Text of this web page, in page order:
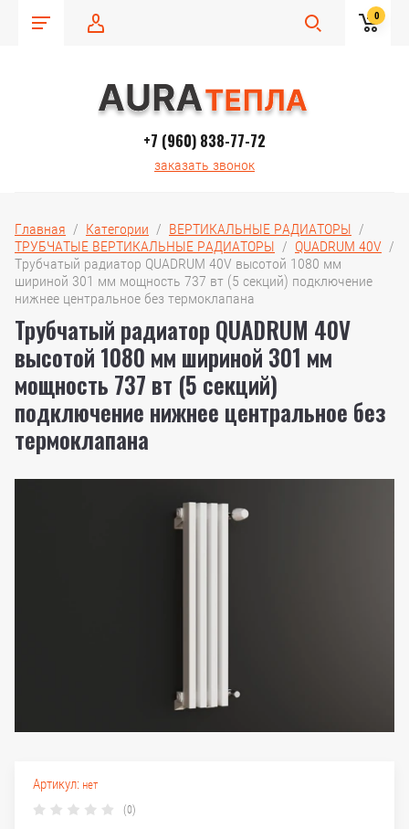
0
+7 (960) 838-77-72
заказать звонок
Главная
  /
Категории
  /
ВЕРТИКАЛЬНЫЕ РАДИАТОРЫ
ТРУБЧАТЫЕ ВЕРТИКАЛЬНЫЕ РАДИАТОРЫ
  /
QUADRUM 40V
  /
Трубчатый радиатор QUADRUM 40V высотой 1080 мм
шириной 301 мм мощность 737 вт (5 секций) подключение
нижнее центральное без термоклапана
Трубчатый радиатор QUADRUM 40V
высотой 1080 мм шириной 301 мм
мощность 737 вт (5 секций)
подключение нижнее центральное без
термоклапана
Артикул: нет
(0)